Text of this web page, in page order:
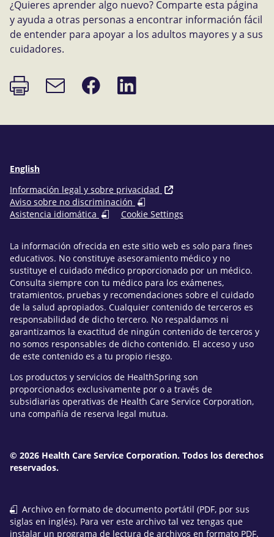
¿Quieres aprender algo nuevo? Comparte esta página
y ayuda a otras personas a encontrar información fácil
de entender para apoyar a los adultos mayores y a sus
cuidadores.
Imprimir
página
Enlace
de
Compartir
en
Compartir
en
English
Información legal y sobre privacidad
Aviso sobre no discriminación
Asistencia idiomática
Cookie Settings
La información ofrecida en este sitio web es solo para fines
educativos. No constituye asesoramiento médico y no
sustituye el cuidado médico proporcionado por un médico.
Consulta siempre con tu médico para los exámenes,
tratamientos, pruebas y recomendaciones sobre el cuidado
de la salud apropiados. Cualquier contenido de terceros es
responsabilidad de dicho tercero. No respaldamos ni
garantizamos la exactitud de ningún contenido de terceros y
no somos responsables de dicho contenido. El acceso y uso
de este contenido es a tu propio riesgo.
Los productos y servicios de HealthSpring son
proporcionados exclusivamente por o a través de
subsidiarias operativas de Health Care Service Corporation,
una compañía de reserva legal mutua.
© 2026 Health Care Service Corporation. Todos los derechos
reservados.
Archivo en formato de documento portátil (PDF, por sus
siglas en inglés). Para ver este archivo tal vez tengas que
instalar un programa de lectura de archivos en formato PDF.